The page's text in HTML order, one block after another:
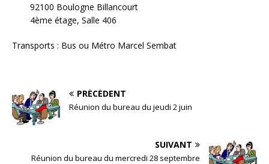
92100 Boulogne Billancourt
4ème étage, Salle 406
Transports : Bus ou Métro Marcel Sembat
PRÉCÉDENT
Réunion du bureau du jeudi 2 juin
SUIVANT
Réunion du bureau du mercredi 28 septembre